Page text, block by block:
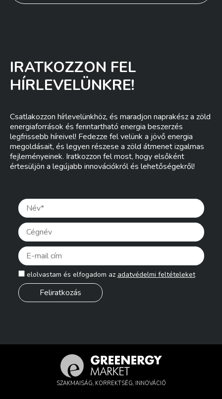
IRATKOZZON FEL
HÍRLEVELÜNKRE!
Csatlakozzon hírlevelünkhöz, és maradjon naprakész a zöld
energiaforrások és fenntartható energia beszerzés
legfrissebb híreivel! Fedezze fel velünk a jövő energia
megoldásait, és legyen részese a zöld átmenet izgalmas
fejleményeinek. Iratkozzon fel most, hogy elsőként
értesüljön a legújabb innovációkról és lehetőségekről!
elolvastam és elfogadom az adatvédelmi feltételeket
SZAKMAISÁG, KORREKTSÉG, INNOVÁCIÓ